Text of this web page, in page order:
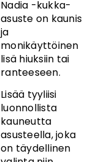
Nadia -kukka-
asuste on kaunis
ja
monikäyttöinen
lisä hiuksiin tai
ranteeseen.
Lisää tyyliisi
luonnollista
kauneutta
asusteella, joka
on täydellinen